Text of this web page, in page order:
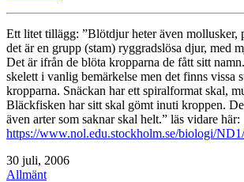
Ett litet tillägg: ”Blötdjur heter även mollusker,
det är en grupp (stam) ryggradslösa djur, med
Det är ifrån de blöta kropparna de fått sitt
skelett i vanlig bemärkelse men det finns vissa
kropparna. Snäckan har ett spiralformat skal,
Bläckfisken har sitt skal gömt inuti kroppen.
även arter som saknar skal helt.” läs vidare här:
https://www.nol.edu.stockholm.se/biologi/
Publicerat
den
30 juli, 2006
Kategoriserat
Allmänt